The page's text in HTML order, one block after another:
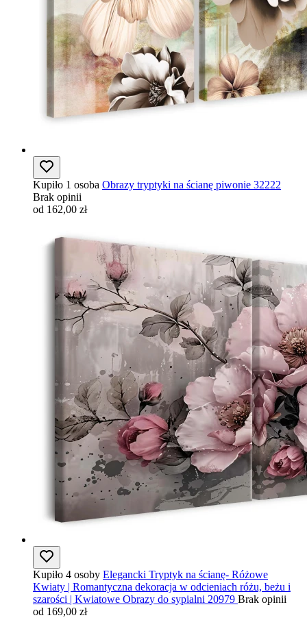
Kupiło 1 osoba Obrazy tryptyki na ścianę piwonie 32222
Brak opinii
od 162,00 zł
Kupiło 4 osoby Elegancki Tryptyk na ścianę- Różowe
Kwiaty | Romantyczna dekoracja w odcieniach różu, beżu i
szarości | Kwiatowe Obrazy do sypialni 20979 Brak opinii
od 169,00 zł